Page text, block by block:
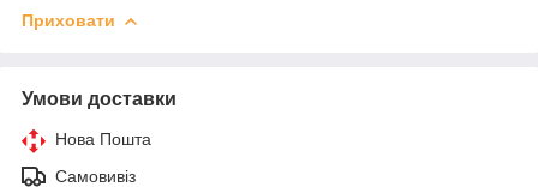
Приховати
Умови доставки
Нова Пошта
Самовивіз